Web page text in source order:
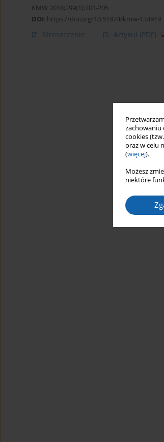
zachowaniu
cookies
oraz w celu
(więcej).
Możesz
niektóre
KMW 2018;299(1):201-205
DOI: https://doi.org/10.51974/kmw-134919
Streszczenie Artykuł (PDF)